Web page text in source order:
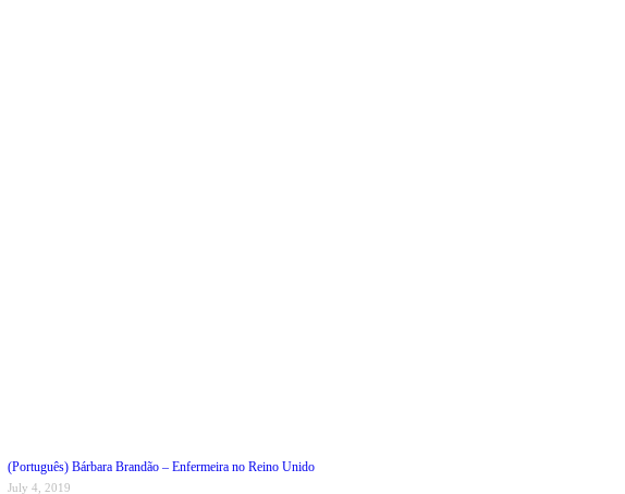
(Português) Bárbara Brandão – Enfermeira no Reino Unido
July 4, 2019